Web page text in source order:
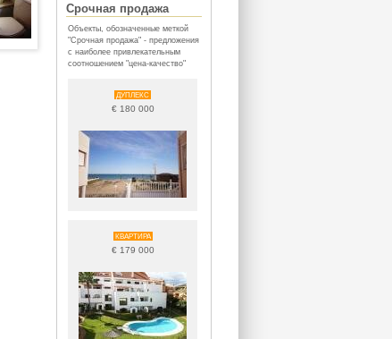
Срочная продажа
Объекты, обозначенные меткой
"Срочная продажа" - предложения
с наиболее привлекательным
соотношением "цена-качество"
ДУПЛЕКС
€ 180 000
КВАРТИРА
€ 179 000